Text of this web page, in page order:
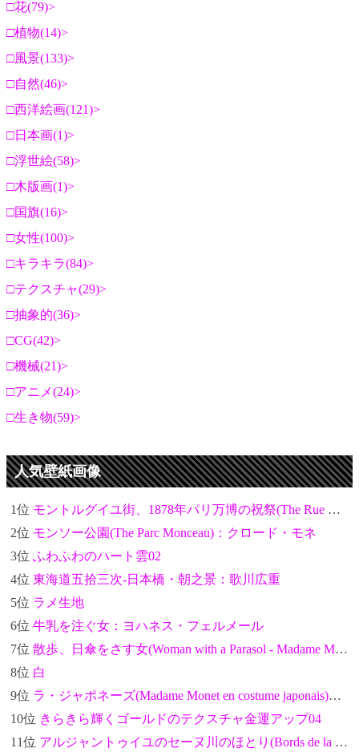
花(79)
植物(14)
風景(133)
自然(46)
西洋絵画(121)
日本画(1)
浮世絵(58)
木版画(1)
国旗(16)
女性(100)
キラキラ(84)
テクスチャ(29)
抽象的(36)
CG(42)
機械(21)
アニメ(24)
生き物(59)
人気壁紙画像
1位 モントルグイユ街、1878年パリ万博の祝祭(The Rue Montorgueil in Paris. Celebration of June 30, 1878)：クロード・モネ
2位 モンソー公園(The Parc Monceau)：クロード・モネ
3位 ふわふわのハート雲02
4位 東海道五拾三次-日本橋・朝之景：歌川広重
5位 ラメ生地
6位 牛乳を注ぐ女：ヨハネス・フェルメール
7位 散歩、日傘をさす女(Woman with a Parasol - Madame Monet and Her Son)：クロード・モネ
8位 白
9位 ラ・ジャポネーズ(Madame Monet en costume japonais)：クロード・モネ
10位 きらきら輝くゴールドのテクスチャ金運アップ04
11位 アルジャントゥイユのセーヌ川のほとり(Bords de la Seine à Argenteuil)：クロード・モネ